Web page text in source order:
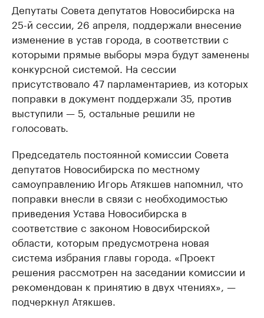
Депутаты Совета депутатов Новосибирска на
25-й сессии, 26 апреля, поддержали внесение
изменение в устав города, в соответствии с
которыми прямые выборы мэра будут заменены
конкурсной системой. На сессии
присутствовало 47 парламентариев, из которых
поправки в документ поддержали 35, против
выступили — 5, остальные решили не
голосовать.
Председатель постоянной комиссии Совета
депутатов Новосибирска по местному
самоуправлению Игорь Атякшев напомнил, что
поправки внесли в связи с необходимостью
приведения Устава Новосибирска в
соответствие с законом Новосибирской
области, которым предусмотрена новая
система избрания главы города. «Проект
решения рассмотрен на заседании комиссии и
рекомендован к принятию в двух чтениях», —
подчеркнул Атякшев.